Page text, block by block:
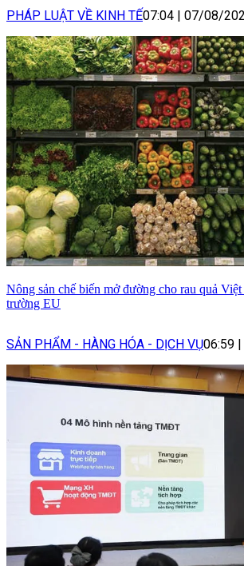
PHÁP LUẬT VỀ KINH TẾ07:04 | 07/08/
Nông sản chế biến mở đường cho rau quả
trường EU
SẢN PHẨM - HÀNG HÓA - DỊCH VỤ06:59 |